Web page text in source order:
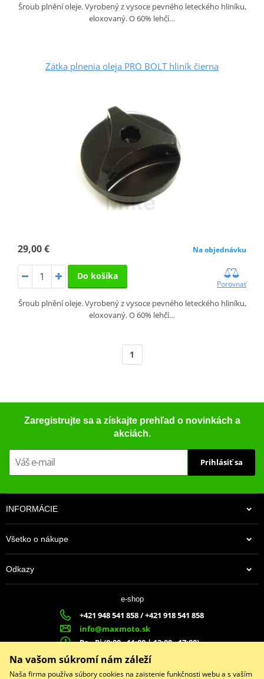
Šroub plnění oleje. Vyrobený z vysoce pevného leteckého hliníku,
eloxovaný. O 60% lehčí…
Zátka plnenia oleja PRO BOLT hliník čierna
29,00 € Na objednávku
Do košíka
Porovnať
Šroub plnění oleje. Vyrobený z vysoce pevného leteckého hliníku,
eloxovaný. O 60% lehčí…
1
Zaregistrujte sa a získajte prehľad o novinkách a
akciách.
Prihlásiť sa
INFORMÁCIE
Všetko o nákupe
Odkazy
e-shop
+421 948 541 858 / +421 918 541 858
info@maxmoto.sk
Po - Pi (8:00 - 11:00 | 12:00 - 17:00)
MAX
MOTO s.r.o.
Slovenských dobrovoľníkov 1439
Na vašom súkromí nám záleží
Naša firma používa súbory cookies na zaistenie funkčnosti webu a s vaším